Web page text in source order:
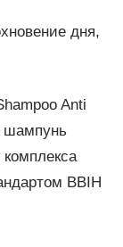
дня,
Anti
шампунь
BBIH